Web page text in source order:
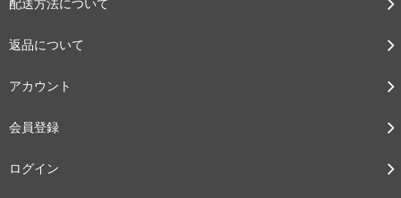
配送方法について
返品について
アカウント
会員登録
ログイン